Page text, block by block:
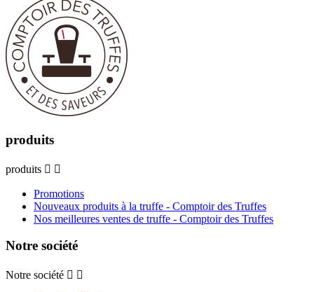
produits
produits  
Promotions
Nouveaux produits à la truffe - Comptoir des Truffes
Nos meilleures ventes de truffe - Comptoir des Truffes
Notre société
Notre société  